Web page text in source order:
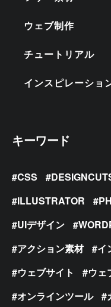
ウェブ制作
チュートリアル
インスピレーショ
キーワード
CSS
ILLUSTRATOR
UIデザイン
アクション素材
イ
ウェブサイト
ウェ
オンラインツール